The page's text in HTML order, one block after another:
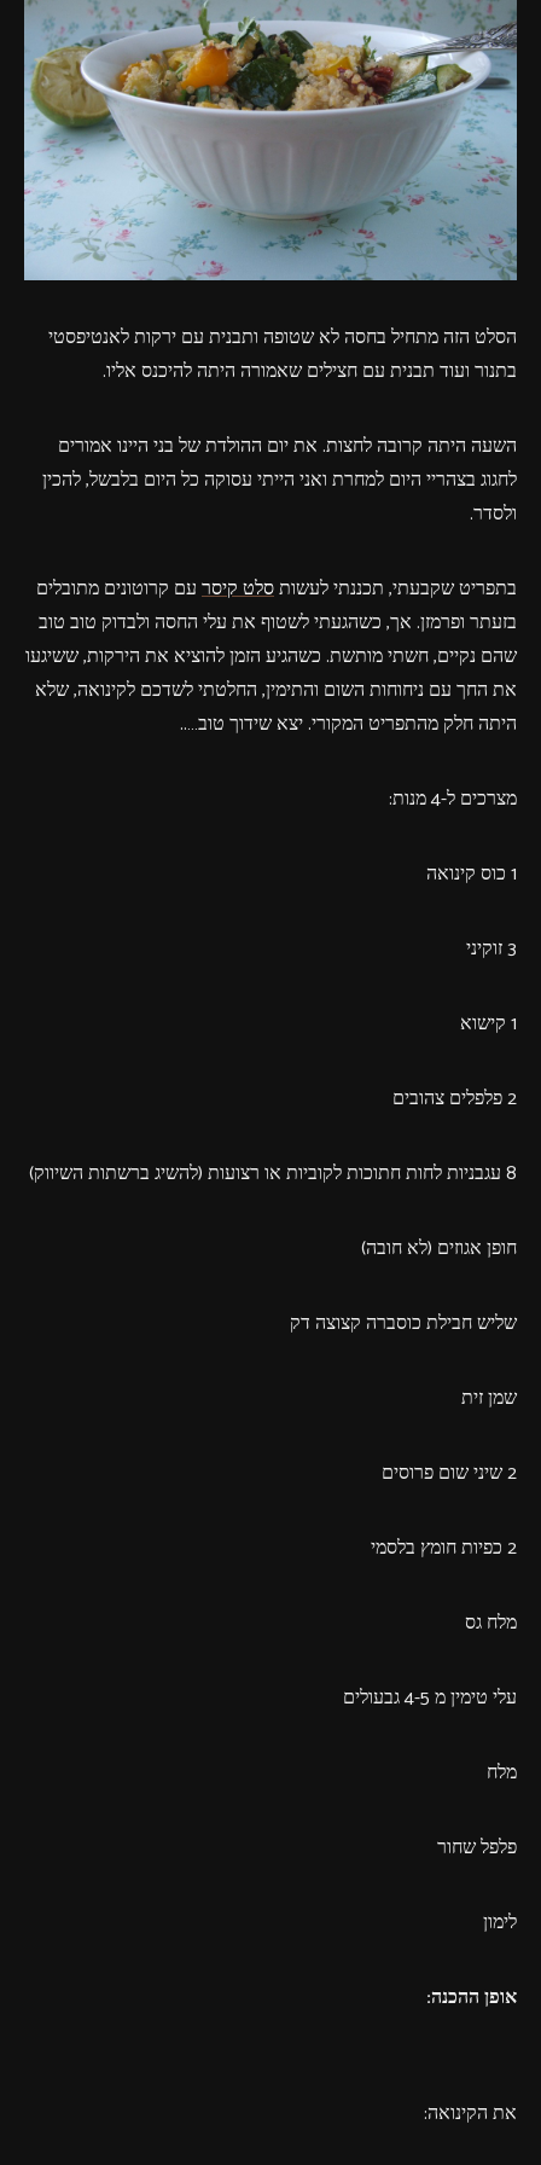
פרסומות,
מדיה
דיגיטלית
ועוד.
הסלט הזה מתחיל בחסה לא שטופה ותבנית עם ירקות לאנטיפסטי
בתנור ועוד תבנית עם חצילים שאמורה היתה להיכנס אליו.
השעה היתה קרובה לחצות. את יום ההולדת של בני היינו אמורים
לחגוג בצהריי היום למחרת ואני הייתי עסוקה כל היום בלבשל, להכין
ולסדר.
בתפריט שקבעתי, תכננתי לעשותסלט קיסרעם קרוטונים מתובלים
בזעתר ופרמזן. אך, כשהגעתי לשטוף את עלי החסה ולבדוק טוב טוב
שהם נקיים, חשתי מותשת. כשהגיע הזמן להוציא את הירקות, ששיגעו
את החך עם ניחוחות השום והתימין, החלטתי לשדכם לקינואה, שלא
היתה חלק מהתפריט המקורי. יצא שידוך טוב…..
מצרכים ל-4 מנות:
1 כוס קינואה
3 זוקיני
1 קישוא
2 פלפלים צהובים
8 עגבניות לחות חתוכות לקוביות או רצועות (להשיג ברשתות השיווק)
חופן אגוזים (לא חובה)
שליש חבילת כוסברה קצוצה דק
שמן זית
2 שיני שום פרוסים
2 כפיות חומץ בלסמי
מלח גס
עלי טימין מ 4-5 גבעולים
מלח
פלפל שחור
לימון
אופן ההכנה:
את הקינואה: